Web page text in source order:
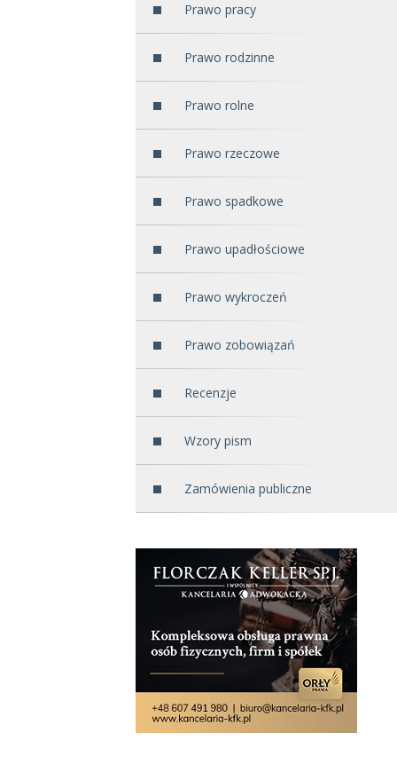
Prawo pracy
Prawo rodzinne
Prawo rolne
Prawo rzeczowe
Prawo spadkowe
Prawo upadłościowe
Prawo wykroczeń
Prawo zobowiązań
Recenzje
Wzory pism
Zamówienia publiczne